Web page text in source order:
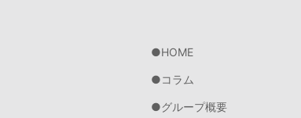
HOME
コラム
グループ概要